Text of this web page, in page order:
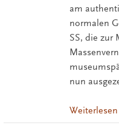
am
normalen
SS, die zur
nun
Weiterlesen